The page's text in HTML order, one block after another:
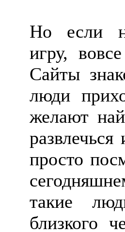
Но если
игру,
Сайты
люди
желают
просто
такие
близкого